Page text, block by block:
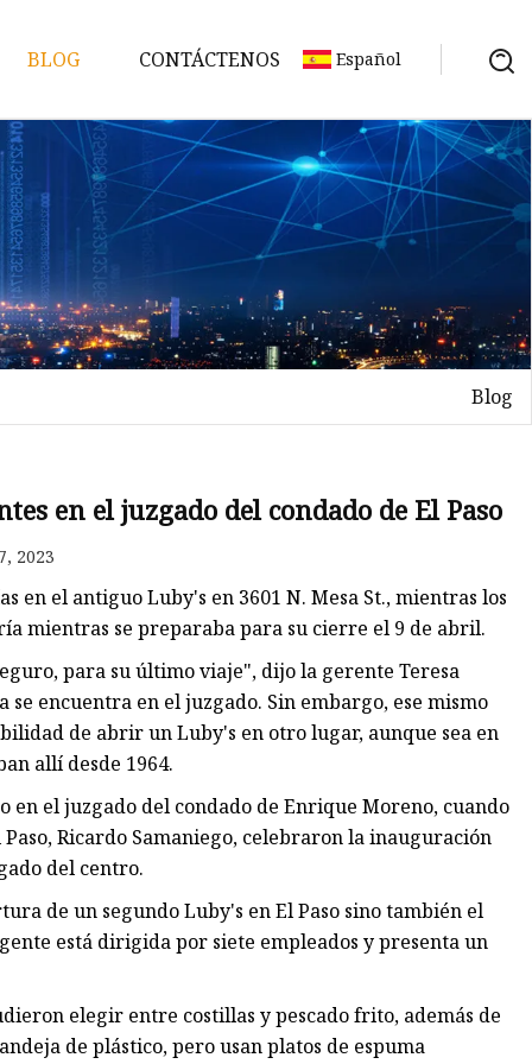
BLOG CONTÁCTENOS Español
Blog
en el juzgado del condado de El Paso
2023
en el antiguo Luby's en 3601 N. Mesa St., mientras los
mientras se preparaba para su cierre el 9 de abril.
para su último viaje", dijo la gerente Teresa
encuentra en el juzgado. Sin embargo, ese mismo
de abrir un Luby's en otro lugar, aunque sea en
allí desde 1964.
en el juzgado del condado de Enrique Moreno, cuando
Ricardo Samaniego, celebraron la inauguración
del centro.
de un segundo Luby's en El Paso sino también el
está dirigida por siete empleados y presenta un
elegir entre costillas y pescado frito, además de
de plástico, pero usan platos de espuma